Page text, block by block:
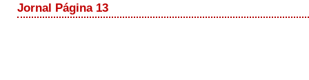
Jornal Página 13